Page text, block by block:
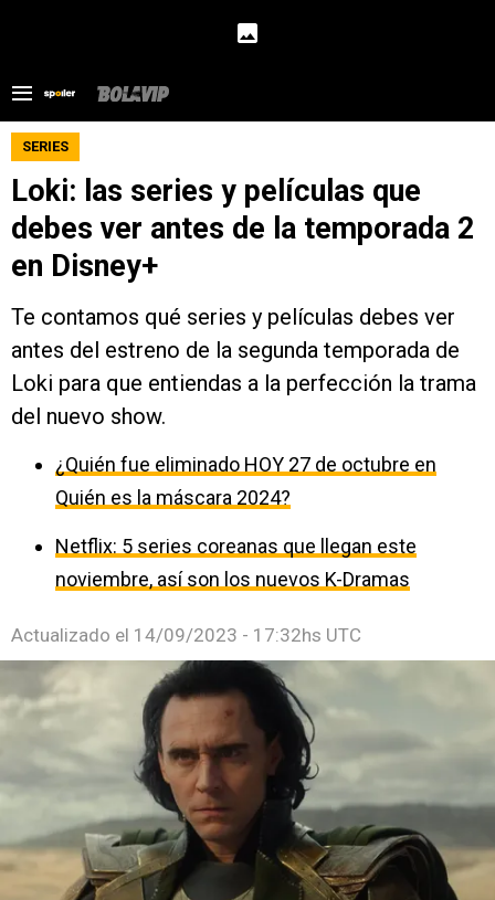
SERIES
Loki: las series y películas que
debes ver antes de la temporada 2
en Disney+
Te contamos qué series y películas debes ver
antes del estreno de la segunda temporada de
Loki para que entiendas a la perfección la trama
del nuevo show.
¿Quién fue eliminado HOY 27 de octubre en
Quién es la máscara 2024?
Netflix: 5 series coreanas que llegan este
noviembre, así son los nuevos K-Dramas
Actualizado el 14/09/2023 - 17:32hs UTC